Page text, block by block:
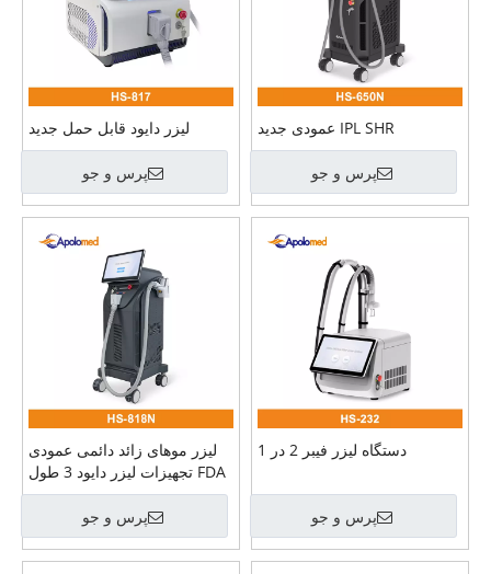
IPL SHR عمودی جدید
پرس و جو
لیزر دایود قابل حمل جدید
پرس و جو
دستگاه لیزر فیبر 2 در 1
پرس و جو
لیزر موهای زائد دائمی عمودی
FDA تجهیزات لیزر دایود 3 طول
موج را تایید کرده است
پرس و جو